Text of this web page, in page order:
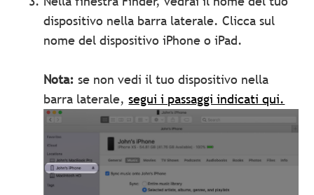
dispositivo nella barra laterale. Clicca sul
nome del dispositivo iPhone o iPad.
Nota:se non vedi il tuo dispositivo nella
barra laterale,segui i passaggi indicati qui.